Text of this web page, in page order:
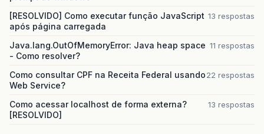
[RESOLVIDO] Como executar função JavaScript
após página carregada
13 respostas
Java.lang.OutOfMemoryError: Java heap space
- Como resolver?
11 respostas
Como consultar CPF na Receita Federal usando
Web Service?
22 respostas
Como acessar localhost de forma externa?
[RESOLVIDO]
13 respostas